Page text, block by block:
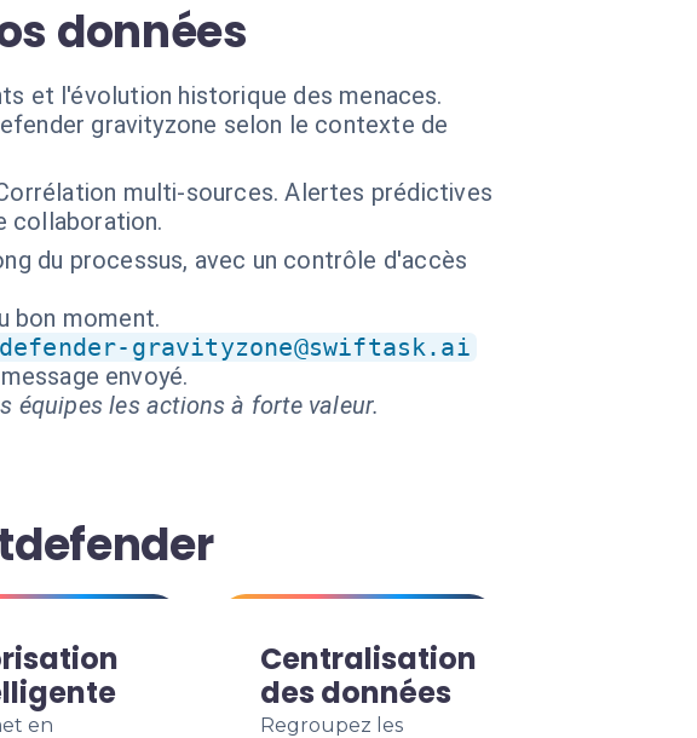
données
et l'évolution historique des menaces.
gravityzone selon le contexte de
multi-sources. Alertes prédictives
collaboration.
du processus, avec un contrôle d'accès
bon moment.
gravityzone@swiftask.ai
envoyé.
équipes les actions à forte valeur.
en
Centralisation
des données
Regroupez les